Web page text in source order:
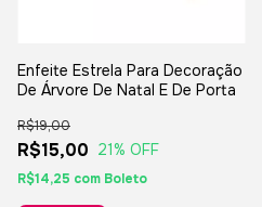
Enfeite Estrela Para Decoração
De Árvore De Natal E De Porta
R$15,00
R$19,00
21% OFF
R$14,25 com Boleto